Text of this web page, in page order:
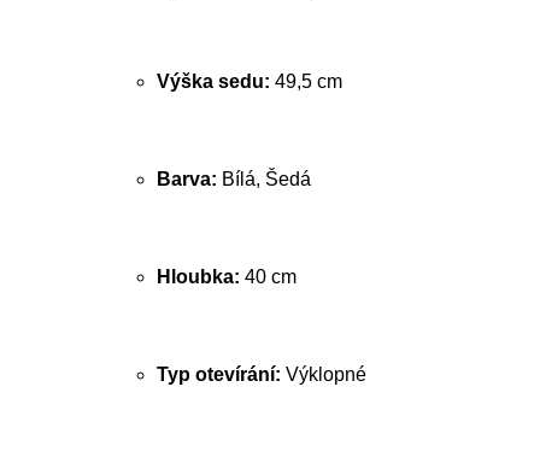
Výška sedu: 49,5 cm
Barva: Bílá, Šedá
Hloubka: 40 cm
Typ otevírání: Výklopné